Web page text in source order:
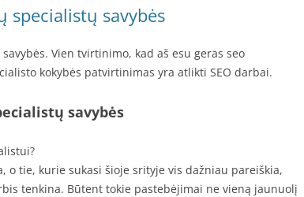
specialistų savybės
Vien tvirtinimo, kad aš esu geras seo
kokybės patvirtinimas yra atlikti SEO darbai.
savybės
o tie, kurie sukasi šioje srityje vis dažniau pareiškia,
tenkina. Būtent tokie pastebėjimai ne vieną jaunuolį